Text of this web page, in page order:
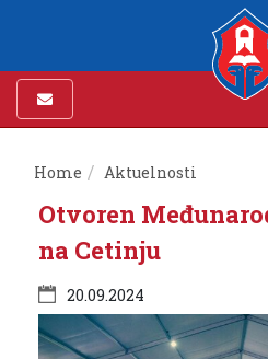
Home Aktuelnosti
Otvoren
na Cetinju
20.09.2024